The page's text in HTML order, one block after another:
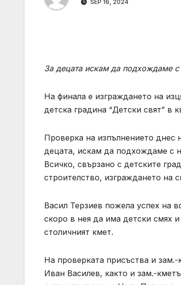
SEP 16, 2024
За децата искам да подхождаме с
На финала е изграждането на
детска градина “Детски свят” в
Проверка на изпълнението днес
децата, искам да подхождаме с
Всичко, свързано с детските
строителство, изграждането на
Васил Терзиев пожела успех на
скоро в нея да има детски смях
столичният кмет.
На проверката присъства и
Иван Василев, както и зам.-